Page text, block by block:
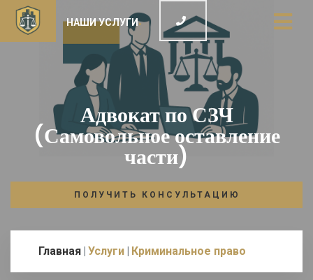
НАШИ УСЛУГИ
Адвокат по СЗЧ
(Самовольное оставление
части)
ПОЛУЧИТЬ КОНСУЛЬТАЦИЮ
Главная Услуги Криминальное право